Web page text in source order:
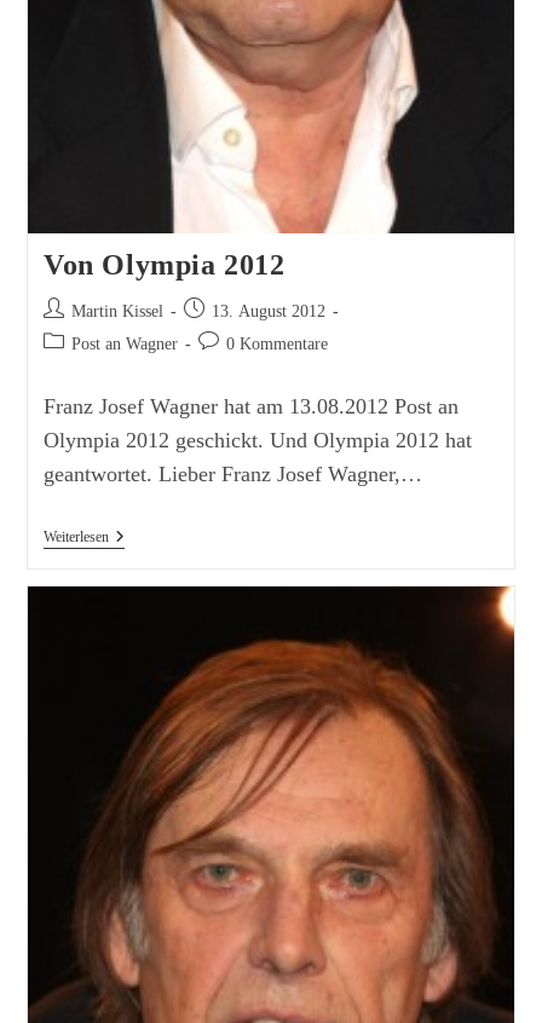
Von Olympia 2012
Beitrags-
Autor:
Martin Kissel
Beitrag
veröffentlicht:
13. August 2012
Beitrags-
Post an Wagner
Beitrags-0 Kommentare
Franz Josef Wagner hat am 13.08.2012 Post an
Olympia 2012 geschickt. Und Olympia 2012 hat
geantwortet. Lieber Franz Josef Wagner,…
WeiterlesenVon